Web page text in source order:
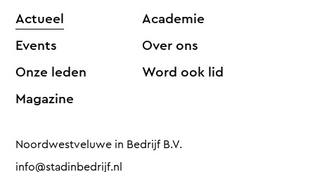
Actueel
Events
Onze leden
Magazine
Academie
Over ons
Word ook lid
Noordwestveluwe in Bedrijf B.V.
info@stadinbedrijf.nl